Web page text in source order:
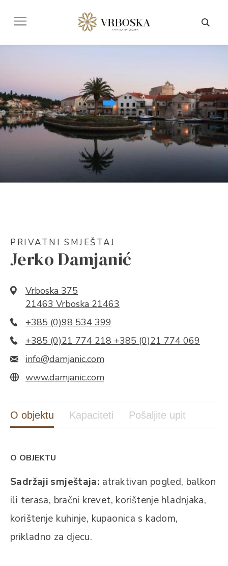
PRIVATNI SMJEŠTAJ
Jerko Damjanić
Vrboska 375
21463 Vrboska 21463
+385 (0)98 534 399
+385 (0)21 774 218 +385 (0)21 774 069
info@damjanic.com
www.damjanic.com
O objektu Kapaciteti Pošaljite upit
O OBJEKTU
Sadržaji smještaja: atraktivan pogled, balkon
ili terasa, bračni krevet, korištenje hladnjaka,
korištenje kuhinje, kupaonica s kadom,
prikladno za djecu.